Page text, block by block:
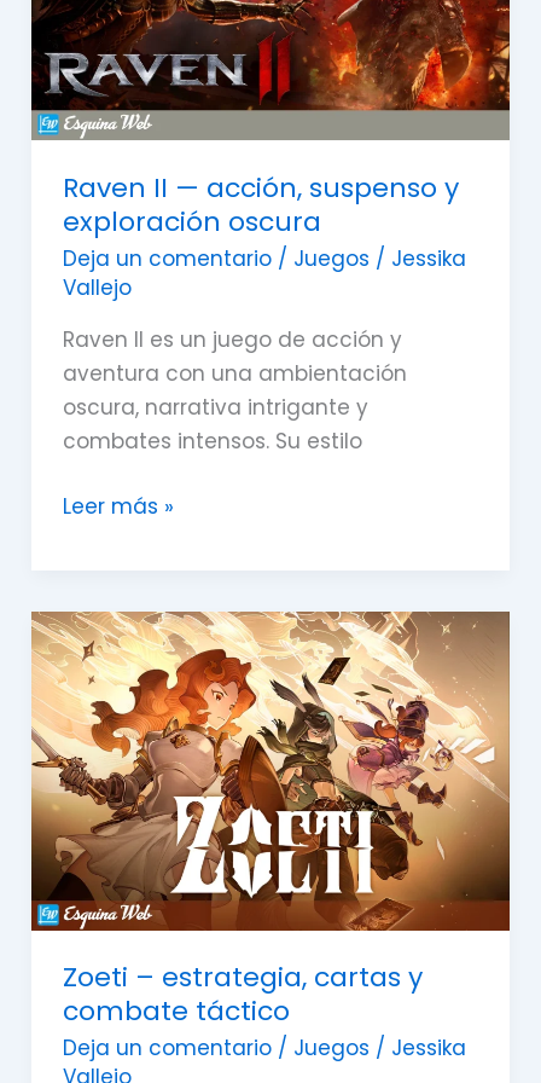
Raven II — acción, suspenso y
exploración oscura
Deja un comentario / Juegos / Jessika
Vallejo
Raven II es un juego de acción y
aventura con una ambientación
oscura, narrativa intrigante y
combates intensos. Su estilo
y
exploración
oscura
Leer más »
Zoeti – estrategia, cartas y
combate táctico
Deja un comentario / Juegos / Jessika
Zoeti
–
estrategia,
cartas
y
combate
táctico